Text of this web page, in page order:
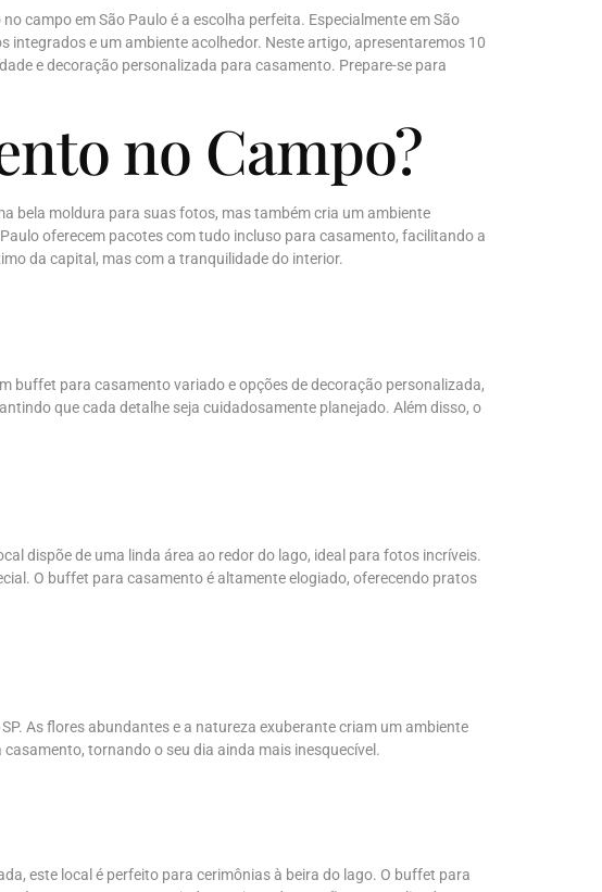
campo em São Paulo é a escolha perfeita. Especialmente em São
integrados e um ambiente acolhedor. Neste artigo, apresentaremos 10
e decoração personalizada para casamento. Prepare-se para
no Campo?
bela moldura para suas fotos, mas também cria um ambiente
oferecem pacotes com tudo incluso para casamento, facilitando a
da capital, mas com a tranquilidade do interior.
buffet para casamento variado e opções de decoração personalizada,
que cada detalhe seja cuidadosamente planejado. Além disso, o
dispõe de uma linda área ao redor do lago, ideal para fotos incríveis.
O buffet para casamento é altamente elogiado, oferecendo pratos
As flores abundantes e a natureza exuberante criam um ambiente
tornando o seu dia ainda mais inesquecível.
este local é perfeito para cerimônias à beira do lago. O buffet para